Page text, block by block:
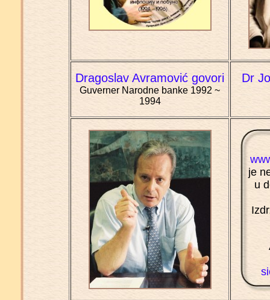
Dragoslav Avramović govori
Guverner Narodne banke 1992 ~
1994
Dr
je
u